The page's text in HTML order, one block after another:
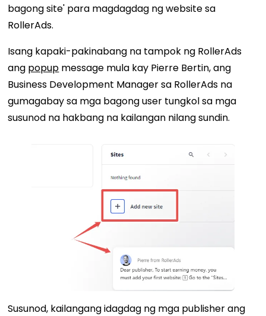
bagong site' para magdagdag ng website sa
RollerAds.
Isang kapaki-pakinabang na tampok ng RollerAds
ang popup message mula kay Pierre Bertin, ang
Business Development Manager sa RollerAds na
gumagabay sa mga bagong user tungkol sa mga
susunod na hakbang na kailangan nilang sundin.
Susunod, kailangang idagdag ng mga publisher ang